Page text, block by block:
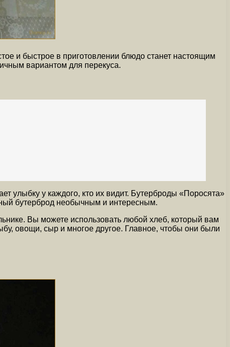
и быстрое в приготовлении блюдо станет настоящим
вариантом для перекуса.
улыбку у каждого, кто их видит. Бутерброды «Поросята»
бутерброд необычным и интересным.
Вы можете использовать любой хлеб, который вам
овощи, сыр и многое другое. Главное, чтобы они были